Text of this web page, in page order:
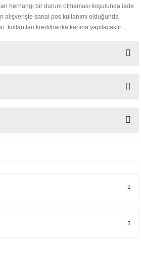
herhangi bir durum olmaması koşulunda iade
alışverişte sanal pos kullanımı olduğunda
kredi/banka kartına yapılacaktır.
olmalı.